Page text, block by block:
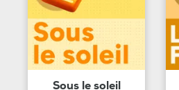
Sous le soleil